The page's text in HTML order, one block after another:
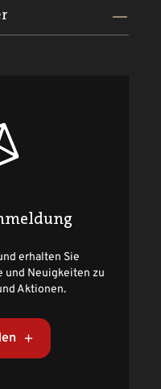
erhalten Sie
und Neuigkeiten zu
Aktionen.